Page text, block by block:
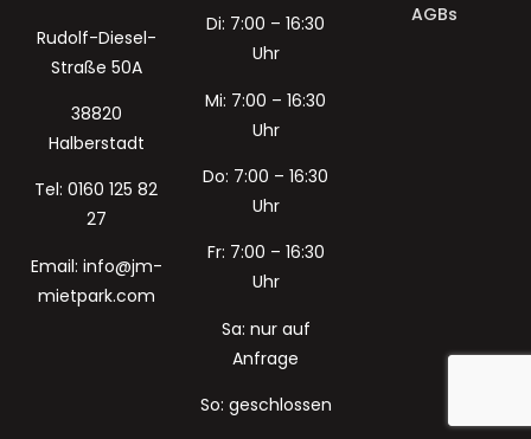
Rudolf-Diesel-
Straße 50A
38820
Halberstadt
Tel: 0160 125 82
27
Email: info@jm-
mietpark.com
Di: 7:00 – 16:30
Uhr
Mi: 7:00 – 16:30
Uhr
Do: 7:00 – 16:30
Uhr
Fr: 7:00 – 16:30
Uhr
Sa: nur auf
Anfrage
So: geschlossen
AGBs